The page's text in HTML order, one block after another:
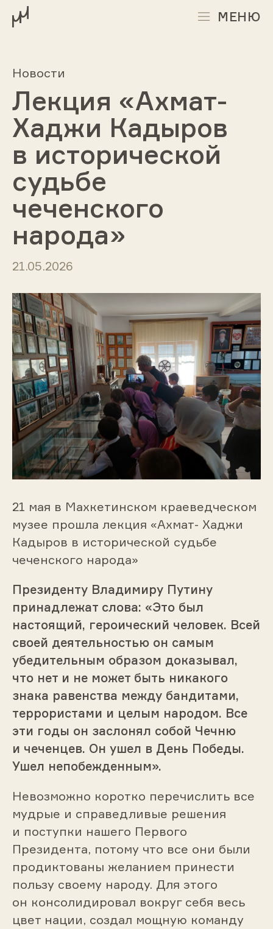
МЕНЮ
Новости
Лекция «Ахмат-
Хаджи Кадыров
в исторической
судьбе
чеченского
народа»
21.05.2026
21 мая в Махкетинском краеведческом
музее прошла лекция «Ахмат- Хаджи
Кадыров в исторической судьбе
чеченского народа»
Президенту Владимиру Путину
принадлежат слова: «Это был
настоящий, героический человек. Всей
своей деятельностью он самым
убедительным образом доказывал,
что нет и не может быть никакого
знака равенства между бандитами,
террористами и целым народом. Все
эти годы он заслонял собой Чечню
и чеченцев. Он ушел в День Победы.
Ушел непобежденным».
Невозможно коротко перечислить все
мудрые и справедливые решения
и поступки нашего Первого
Президента, потому что все они были
продиктованы желанием принести
пользу своему народу. Для этого
он консолидировал вокруг себя весь
цвет нации, создал мощную команду